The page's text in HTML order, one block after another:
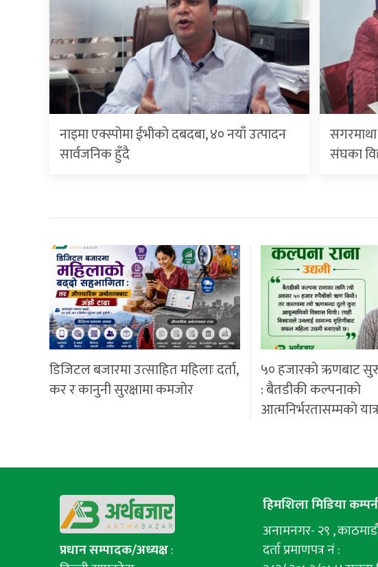
नाइमा एक्स्पोमा ईभीको दबदबा, ४० नयाँ उत्पादन
सार्वजनिक हुँदै
सगरमाथा
संघका
डिजिटल बजारमा उत्साहित महिलाः दर्ता,
कर र कानुनी सुरक्षामा कमजोर
५० हजारको ऋणबाट
: बैतडीकी कल्पनाको
आत्मनिर्भरतासम्मको
प्रधान सम्पादक/अध्यक्ष:
हिमशिला मिडिया
अनामनगर- २९ ,
दर्ता प्रमाणपत्र नं :